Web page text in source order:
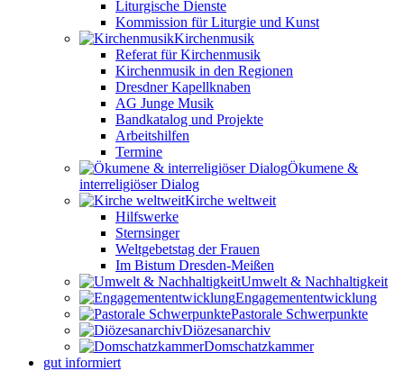
Liturgische Dienste
Kommission für Liturgie und Kunst
Kirchenmusik
Referat für Kirchenmusik
Kirchenmusik in den Regionen
Dresdner Kapellknaben
AG Junge Musik
Bandkatalog und Projekte
Arbeitshilfen
Termine
Ökumene &
interreligiöser Dialog
Kirche weltweit
Hilfswerke
Sternsinger
Weltgebetstag der Frauen
Im Bistum Dresden-Meißen
Umwelt & Nachhaltigkeit
Engagemententwicklung
Pastorale Schwerpunkte
Diözesanarchiv
Domschatzkammer
gut informiert